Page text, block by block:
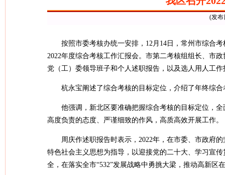
(发布
按照市委考核办统一安排，12月14日，常州市综合
2022年度综合考核工作汇报会。市第二考核组组长、市
党（工）委领导班子和个人述职报告，以及选人用人工作
杭永宝阐述了综合考核的目标定位，介绍了年终综
他强调， 新北区要准确把握综合考核的目标定位，
高度负责的态度、严谨细致的作风，高质高效开展工作。
周庆作述职报告时表示，2022年，在市委、市政府
特色社会主义思想为指导，以迎接党的二十大、学习宣
全，在落实全市“532”发展战略中勇挑大梁，推动高新区